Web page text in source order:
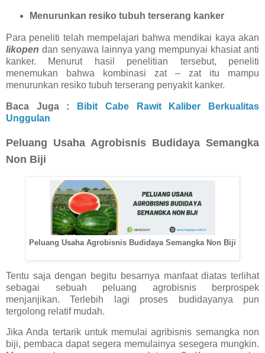
Menurunkan resiko tubuh terserang kanker
Para peneliti telah mempelajari bahwa mendikai kaya akan
likopen dan senyawa lainnya yang mempunyai khasiat anti
kanker. Menurut hasil penelitian tersebut, peneliti
menemukan bahwa kombinasi zat – zat itu mampu
menurunkan resiko tubuh terserang penyakit kanker.
Baca Juga :
Bibit Cabe Rawit Kaliber Berkualitas
Unggulan
Peluang Usaha Agrobisnis Budidaya Semangka
Non Biji
Peluang Usaha Agrobisnis Budidaya Semangka Non Biji
Tentu saja dengan begitu besarnya manfaat diatas terlihat
sebagai sebuah peluang agrobisnis berprospek
menjanjikan. Terlebih lagi proses budidayanya pun
tergolong relatif mudah.
Jika Anda tertarik untuk memulai agribisnis semangka non
biji, pembaca dapat segera memulainya sesegera mungkin.